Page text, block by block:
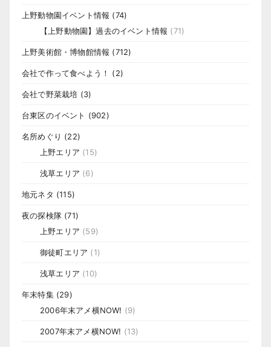
上野動物園イベント情報 (74)
【上野動物園】過去のイベント情報 (71)
上野美術館・博物館情報 (712)
会社で作って食べよう！ (2)
会社で野菜栽培 (3)
台東区のイベント (902)
名所めぐり (22)
上野エリア (15)
浅草エリア (6)
地元ネタ (115)
夜の探検隊 (71)
上野エリア (59)
御徒町エリア (1)
浅草エリア (10)
年末特集(29)
2006年末アメ横NOW! (9)
2007年末アメ横NOW! (13)